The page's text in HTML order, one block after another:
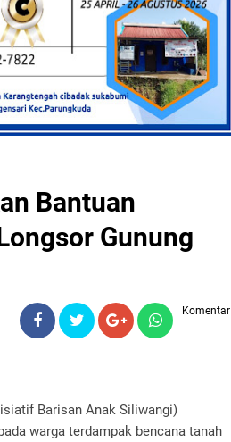
Bantuan
Gunung
Komentar
Barisan Anak Siliwangi)
warga terdampak bencana tanah